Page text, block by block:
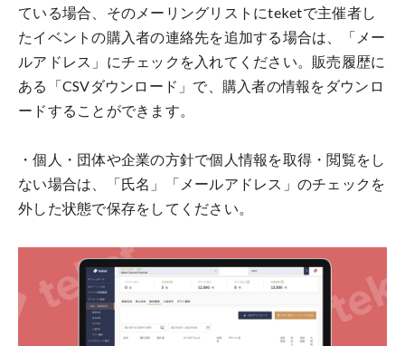
ている場合、そのメーリングリストにteketで主催者し
たイベントの購入者の連絡先を追加する場合は、「メー
ルアドレス」にチェックを入れてください。販売履歴に
ある「CSVダウンロード」で、購入者の情報をダウンロ
ードすることができます。
・個人・団体や企業の方針で個人情報を取得・閲覧をし
ない場合は、「氏名」「メールアドレス」のチェックを
外した状態で保存をしてください。